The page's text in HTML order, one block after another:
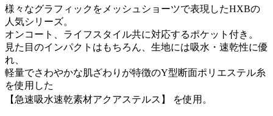
様々なグラフィックをメッシュショーツで表現したHXBの
人気シリーズ。
オンコート、ライフスタイル共に対応するポケット付き。
見た目のインパクトはもちろん、生地には吸水・速乾性に優
れ、
軽量でさわやかな肌ざわりが特徴のY型断面ポリエステル糸
を使用した
【急速吸水速乾素材アクアステルス】 を使用。